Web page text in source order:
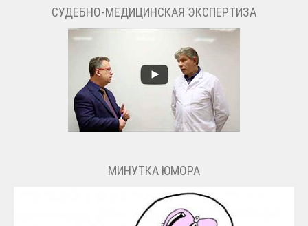
СУДЕБНО-МЕДИЦИНСКАЯ ЭКСПЕРТИЗА
МИНУТКА ЮМОРА